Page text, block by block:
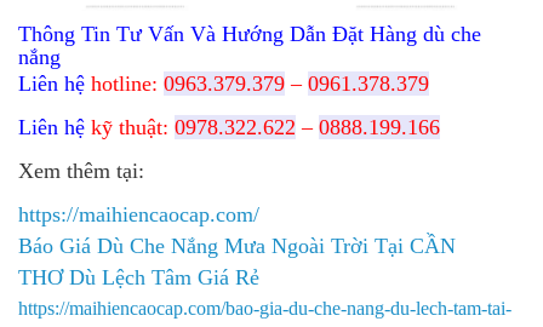
Thông Tin Tư Vấn Và Hướng Dẫn Đặt Hàng dù che
nắng
Liên hệ hotline: 0963.379.379 – 0961.378.379
Liên hệ kỹ thuật: 0978.322.622 – 0888.199.166
Xem thêm tại:
https://maihiencaocap.com/
Báo Giá Dù Che Nắng Mưa Ngoài Trời Tại CẦN
THƠ Dù Lệch Tâm Giá Rẻ
https://maihiencaocap.com/bao-gia-du-che-nang-du-lech-tam-tai-